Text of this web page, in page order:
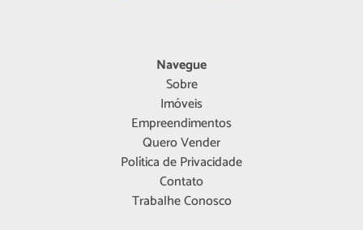
Navegue
Sobre
Imóveis
Empreendimentos
Quero Vender
Política de Privacidade
Contato
Trabalhe Conosco